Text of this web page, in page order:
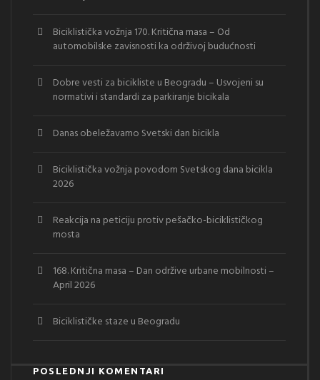
Biciklistička vožnja 170. Kritična masa – Od
automobilske zavisnosti ka održivoj budućnosti
Dobre vesti za bicikliste u Beogradu – Usvojeni su
normativi i standardi za parkiranje bicikala
Danas obeležavamo Svetski dan bicikla
Biciklistička vožnja povodom Svetskog dana bicikla
2026
Reakcija na peticiju protiv pešačko-biciklističkog
mosta
168. Kritična masa – Dan održive urbane mobilnosti –
April 2026
Biciklističke staze u Beogradu
POSLEDNJI KOMENTARI